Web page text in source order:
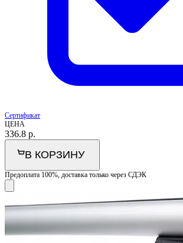
Сертификат
ЦЕНА
336.8 р.
В КОРЗИНУ
Предоплата 100%, доставка только через СДЭК